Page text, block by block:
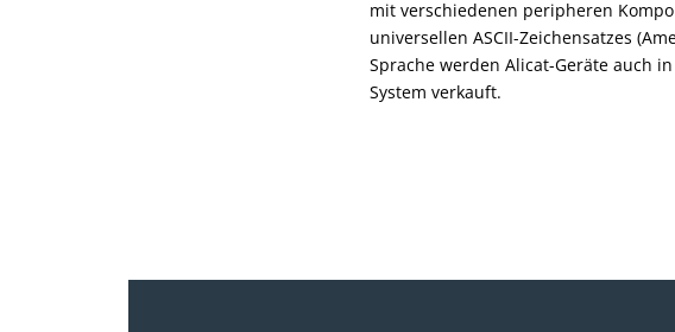
mit verschiedenen peripheren
universellen ASCII-Zeichensatzes
Sprache werden Alicat-Geräte auch
System verkauft.